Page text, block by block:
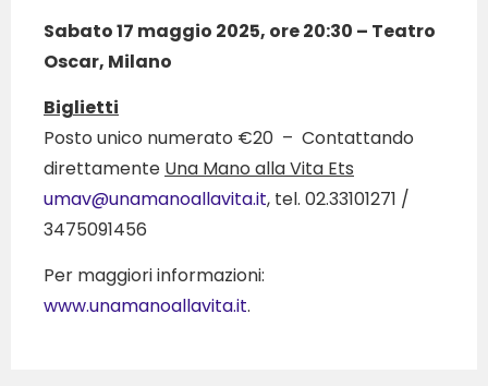
Sabato 17 maggio 2025, ore 20:30 – Teatro
Oscar, Milano
Biglietti
Posto unico numerato €20 – Contattando
direttamente Una Mano alla Vita Ets
umav@unamanoallavita.it, tel. 02.33101271 /
3475091456
Per maggiori informazioni:
www.unamanoallavita.it.